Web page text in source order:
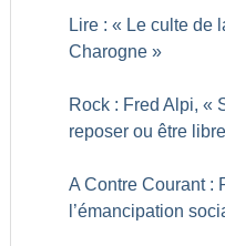
Lire : « Le culte de
Charogne »
Rock : Fred Alpi, «
reposer ou être libre
A Contre Courant :
l’émancipation